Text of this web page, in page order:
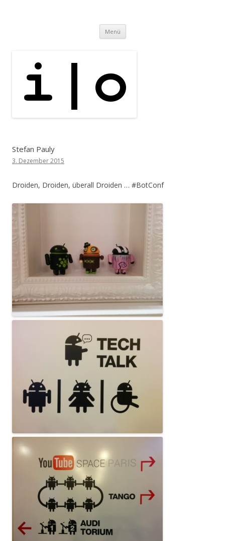
Menü Zum
springen
Stefan Pauly
3. Dezember 2015
Droiden, Droiden, überall Droiden … #BotConf